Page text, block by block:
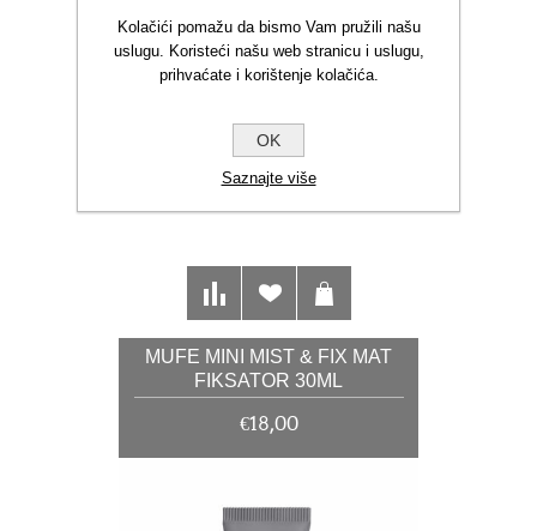
MUFE MINI MIST & FIX MAT
FIKSATOR 30ML
€18,00
Kolačići pomažu da bismo Vam pružili našu
uslugu. Koristeći našu web stranicu i uslugu,
prihvaćate i korištenje kolačića.
OK
Saznajte više